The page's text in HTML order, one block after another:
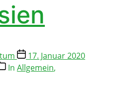
17. Januar 2020
In Allgemein,